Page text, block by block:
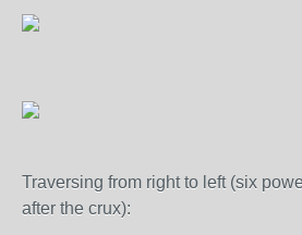
Traversing from right to left (six
after the crux):